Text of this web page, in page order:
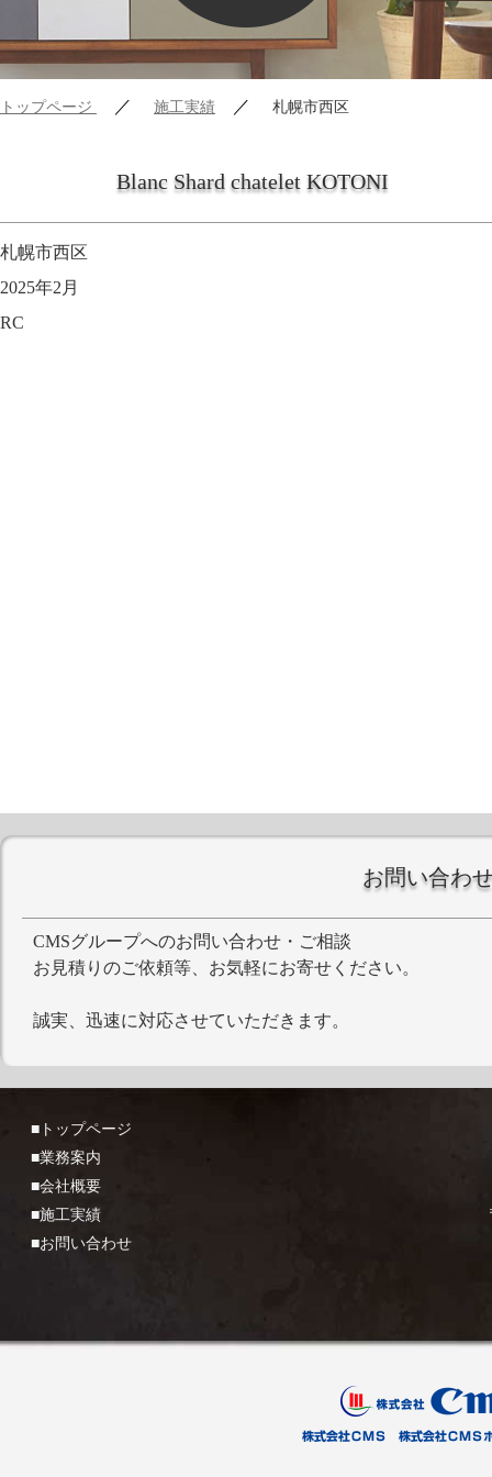
トップページ ／ 施工実績 ／ 札幌市西区
Blanc Shard chatelet KOTONI
札幌市西区
2025年2月
RC
お問い合わ
CMSグループへのお問い合わせ・ご相談
お見積りのご依頼等、お気軽にお寄せください。
誠実、迅速に対応させていただきます。
■トップページ
■業務案内
■会社概要
■施工実績
■お問い合わせ